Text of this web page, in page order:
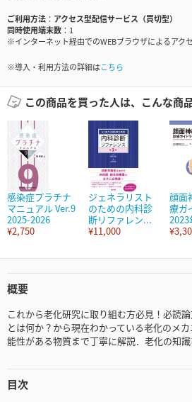
ご利用方法
アクセス型配信サービス（買切型）
同時使用端末数
1
※インターネット経由でのWEBブラウザによるアク
※導入・利用方法の詳細はこちら
この商品を買った人は、こんな商
感染症プラチナ
マニュアル Ver.9
2025-2026
¥2,750
ジェネラリスト
のための内科診
断リファレン...
¥11,000
顔面
療ガ
2023
概要
これから老化研究に取り組む方必見！必読
とは何か？から現在わかっている老化のメ
能性がある物質まで丁寧に解説．老化の知
目次